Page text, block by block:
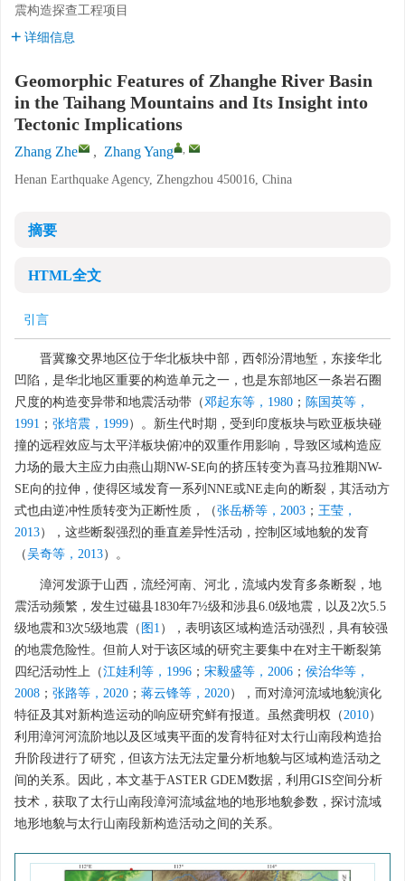
震构造探查工程项目
详细信息
Geomorphic Features of Zhanghe River Basin
in the Taihang Mountains and Its Insight into
Tectonic Implications
Zhang Zhe , Zhang Yang ,
Henan Earthquake Agency, Zhengzhou 450016, China
摘要
HTML全文
引言
晋冀豫交界地区位于华北板块中部，西邻汾渭地堑，东接华北
凹陷，是华北地区重要的构造单元之一，也是东部地区一条岩石圈
尺度的构造变异带和地震活动带（邓起东等，1980 ； 陈国英等，
1991 ； 张培震，1999）。新生代时期，受到印度板块与欧亚板块碰
撞的远程效应与太平洋板块俯冲的双重作用影响，导致区域构造应
力场的最大主应力由燕山期NW-SE向的挤压转变为喜马拉雅期NW-
SE向的拉伸，使得区域发育一系列NNE或NE走向的断裂，其活动方
式也由逆冲性质转变为正断性质，（张岳桥等，2003 ； 王莹，
2013），这些断裂强烈的垂直差异性活动，控制区域地貌的发育
（吴奇等，2013）。
漳河发源于山西，流经河南、河北，流域内发育多条断裂，地
震活动频繁，发生过磁县1830年7½级和涉县6.0级地震，以及2次5.5
级地震和3次5级地震（ 图1 ），表明该区域构造活动强烈，具有较强
的地震危险性。但前人对于该区域的研究主要集中在对主干断裂第
四纪活动性上（江娃利等，1996 ； 宋毅盛等，2006 ； 侯治华等，
2008 ； 张路等，2020 ； 蒋云锋等，2020），而对漳河流域地貌演化
特征及其对新构造运动的响应研究鲜有报道。虽然龚明权（2010）
利用漳河河流阶地以及区域夷平面的发育特征对太行山南段构造抬
升阶段进行了研究，但该方法无法定量分析地貌与区域构造活动之
间的关系。因此，本文基于ASTER GDEM数据，利用GIS空间分析
技术，获取了太行山南段漳河流域盆地的地形地貌参数，探讨流域
地形地貌与太行山南段新构造活动之间的关系。